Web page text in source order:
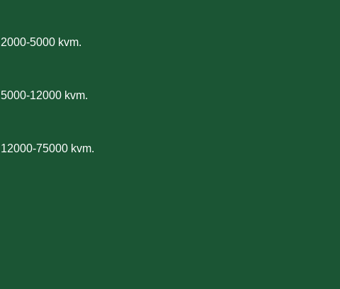
2000-5000 kvm.
5000-12000 kvm.
12000-75000 kvm.